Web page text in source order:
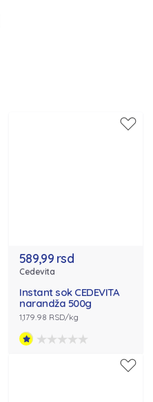
589,99 rsd
Cedevita
Instant sok CEDEVITA
narandža 500g
1,179.98 RSD/kg